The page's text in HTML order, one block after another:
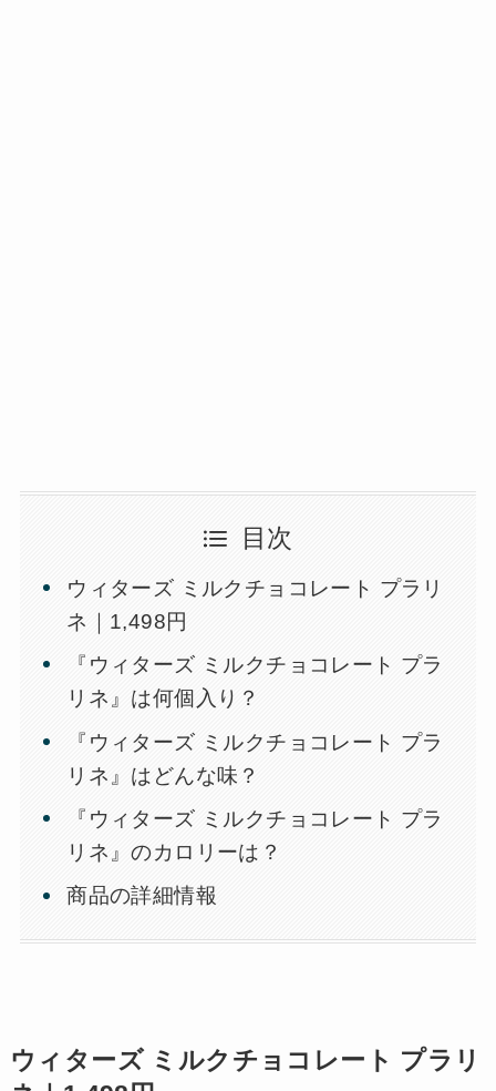
目次
ウィターズ ミルクチョコレート プラリ
ネ｜1,498円
『ウィターズ ミルクチョコレート プラ
リネ』は何個入り？
『ウィターズ ミルクチョコレート プラ
リネ』はどんな味？
『ウィターズ ミルクチョコレート プラ
リネ』のカロリーは？
商品の詳細情報
ウィターズ ミルクチョコレート プラリ